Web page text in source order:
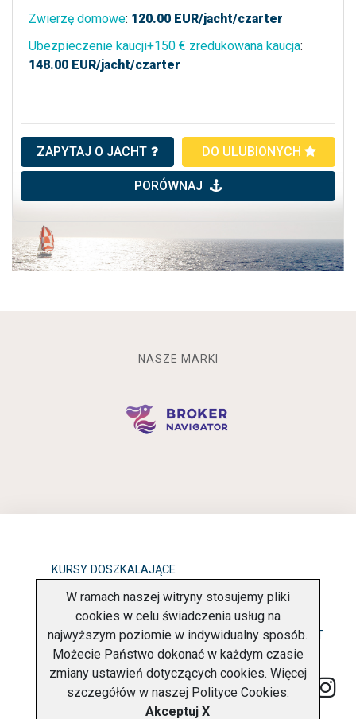
Zwierzę domowe: 120.00 EUR/jacht/czarter
Ubezpieczenie kaucji+150 € zredukowana kaucja:
148.00 EUR/jacht/czarter
ZAPYTAJ O JACHT DO ULUBIONYCH
PORÓWNAJ
NASZE MARKI
KURSY DOSZKALAJĄCE
OBOWIĄZEK INFORMACYJNY
POLITYKA PRYWATNOŚCI O FIRMIE KONTAKT
W ramach naszej witryny stosujemy pliki
cookies w celu świadczenia usług na
najwyższym poziomie w indywidualny sposób.
Możecie Państwo dokonać w każdym czasie
zmiany ustawień dotyczących cookies. Więcej
szczegółów w naszej Polityce Cookies.
Akceptuj X